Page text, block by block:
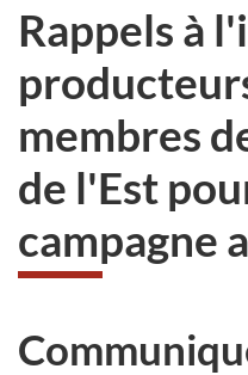
ici :
Rappels à
membres
de l'Est
campagne